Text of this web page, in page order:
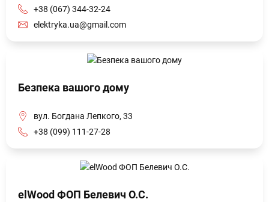
+38 (067) 344-32-24
elektryka.ua@gmail.com
Безпека вашого дому
вул. Богдана Лепкого, 33
+38 (099) 111-27-28
elWood ФОП Белевич О.С.